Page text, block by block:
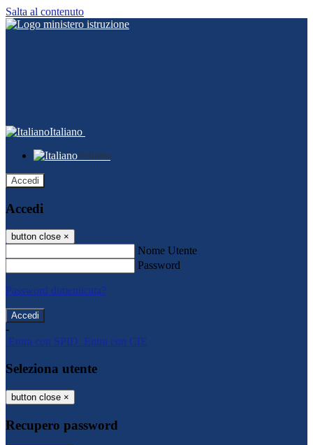
Salta al contenuto
Italiano
Italiano
Accedi
Accedi
button close ×
Nome Utente
Password
Password dimenticata?
-
Entra con SPID Entra con CIE
Seleziona utente
button close ×
Recupero password